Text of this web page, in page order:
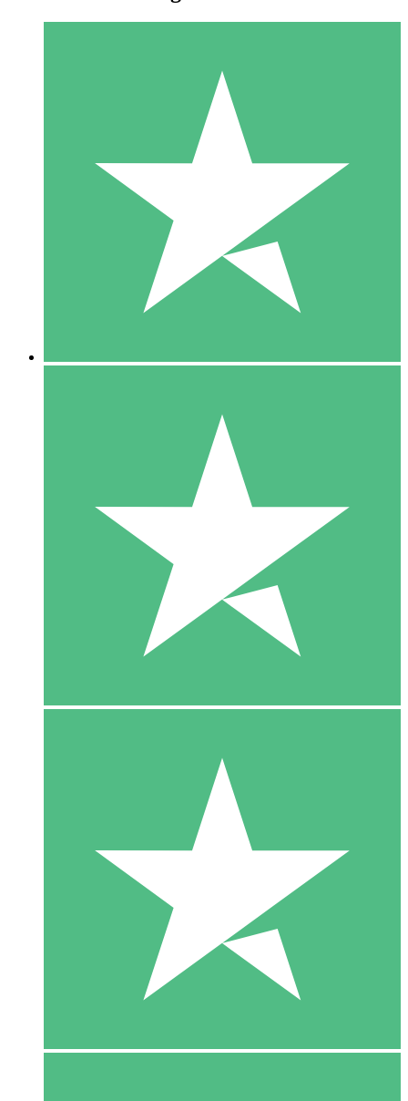
Individuelle Credit-Pakete
Zahlen Sie nach Bedarf mit Download-Credits. Keine
monatliche Verpflichtung erforderlich.
10 00
10 Downloads
20 00